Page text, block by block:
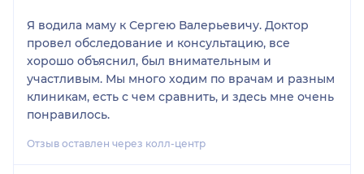
Я водила маму к Сергею Валерьевичу. Доктор
провел обследование и консультацию, все
хорошо объяснил, был внимательным и
участливым. Мы много ходим по врачам и разным
клиникам, есть с чем сравнить, и здесь мне очень
понравилось.
Отзыв оставлен через колл-центр